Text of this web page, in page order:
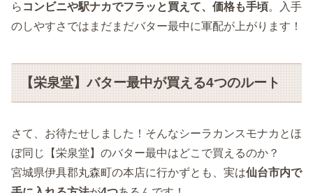
ら コンビニや駅ナカでフラッと買えて、価格も手頃。入手
のしやすさではまだまだバター最中に軍配が上がります！
【栄泉堂】バター最中が買える4つのルート
さて、お待たせしました！そんなシーラカンスモナカとほ
ぼ同じ【栄泉堂】のバター最中はどこで買えるのか？
宮城県伊具郡丸森町の本店に行かずとも、実は仙台市内で